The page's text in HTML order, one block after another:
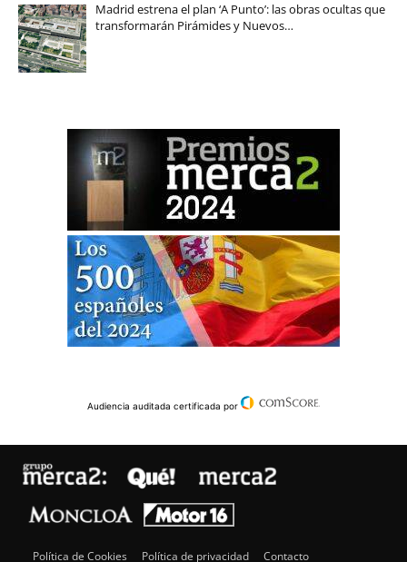
Madrid estrena el plan ‘A Punto’: las obras ocultas que
transformarán Pirámides y Nuevos…
Audiencia auditada certificada por
Política de Cookies Política de privacidad Contacto